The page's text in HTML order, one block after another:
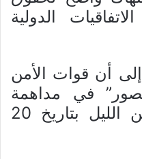
الدولية
أن قوات الأمن
في مداهمة
منزلية بوقت متأخر من الليل بتاريخ 20